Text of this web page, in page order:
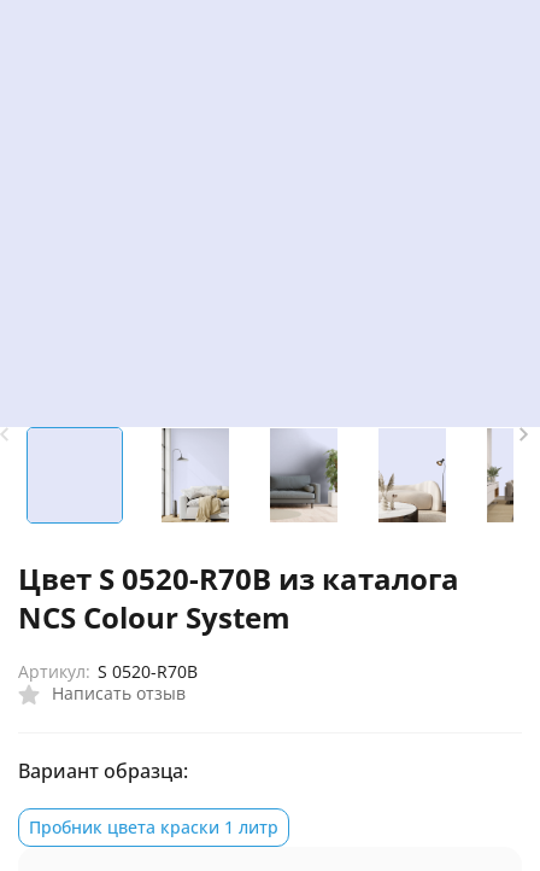
Цвет S 0520-R70B из каталога
NCS Colour System
Написать отзыв
Артикул: S 0520-R70B
Вариант образца:
Пробник цвета краски 1 литр